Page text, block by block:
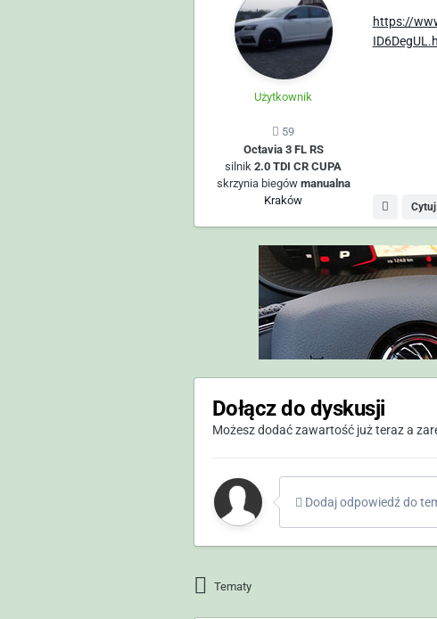
Użytkownik
59
Octavia 3 FL RS
silnik2.0 TDI CR CUPA
skrzynia biegów manualna
Kraków
https://
Cytuj
Dołącz do dyskusji
Możesz dodać zawartość już teraz a
Dodaj odpowiedź do
Tematy